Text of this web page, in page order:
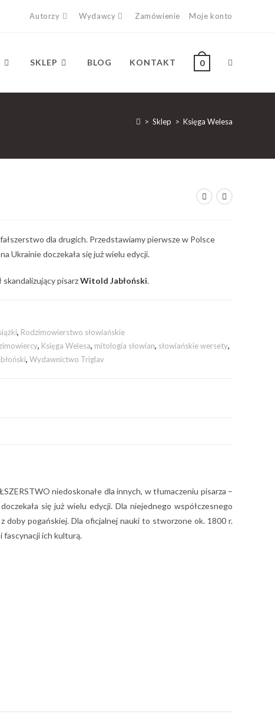
Autorzy Wydawcy Zamówienie Moje konto
SKLEP BLOG KONTAKT 0
> Sklep > Księga Welesa
dla drugich. Przedstawiamy pierwsze w Polsce
Ukrainie doczekała się już wielu edycji.
pisarzWitold Jabłoński.
, Rodzimowierstwo słowiańskie
, Księga Welesa, mitologia słowian, słowiańskie wersety,
, Wydawnictwo Triglav
niedoskonałe dla innych, w tłumaczeniu pisarza –
się już wielu edycji. Dla niejednego współczesnego
doby pogańskiej. Dla oficjalnej nauki to stworzone ok. 1800 r.
fascynacji ich kulturą.